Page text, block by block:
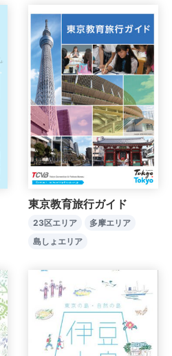
東京教育旅行ガイド
23区エリア
多摩エリア
島しょエリア